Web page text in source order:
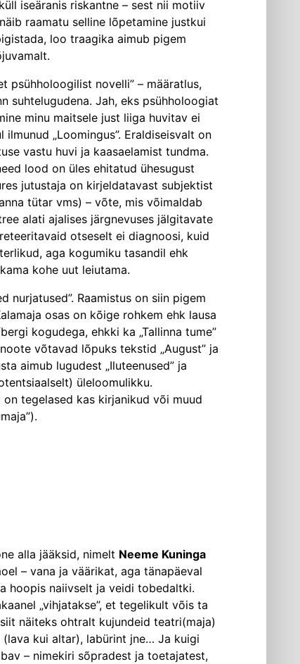
iseäranis riskantne – sest nii motiiv
raamatu selline lõpetamine justkui
loo traagika aimub pigem
psühholoogilist novelli” – määratlus,
suhtelugudena. Jah, eks psühholoogiat
minu maitsele just liiga huvitav ei
„Loomingus”. Eraldiseisvalt on
vastu huvi ja kaasaelamist tundma.
lood on üles ehitatud ühesugust
jutustaja on kirjeldatavast subjektist
tütar vms) – võte, mis võimaldab
alati ajalises järgnevuses jälgitavate
otseselt ei diagnoosi, kuid
aga kogumiku tasandil ehk
kohe uut leiutama.
nurjatused”. Raamistus on siin pigem
osas on kõige rohkem ehk lausa
kogudega, ehkki ka „Tallinna tume”
võtavad lõpuks tekstid „August” ja
aimub lugudest „Iluteenused” ja
üleloomulikku.
tegelased kas kirjanikud või muud
alla jääksid, nimelt Neeme Kuninga
– vana ja väärikat, aga tänapäeval
hoopis naiivselt ja veidi tobedaltki.
„vihjatakse”, et tegelikult võis ta
näiteks ohtralt kujundeid teatri(maja)
kui altar), labürint jne… Ja kuigi
– nimekiri sõpradest ja toetajatest,